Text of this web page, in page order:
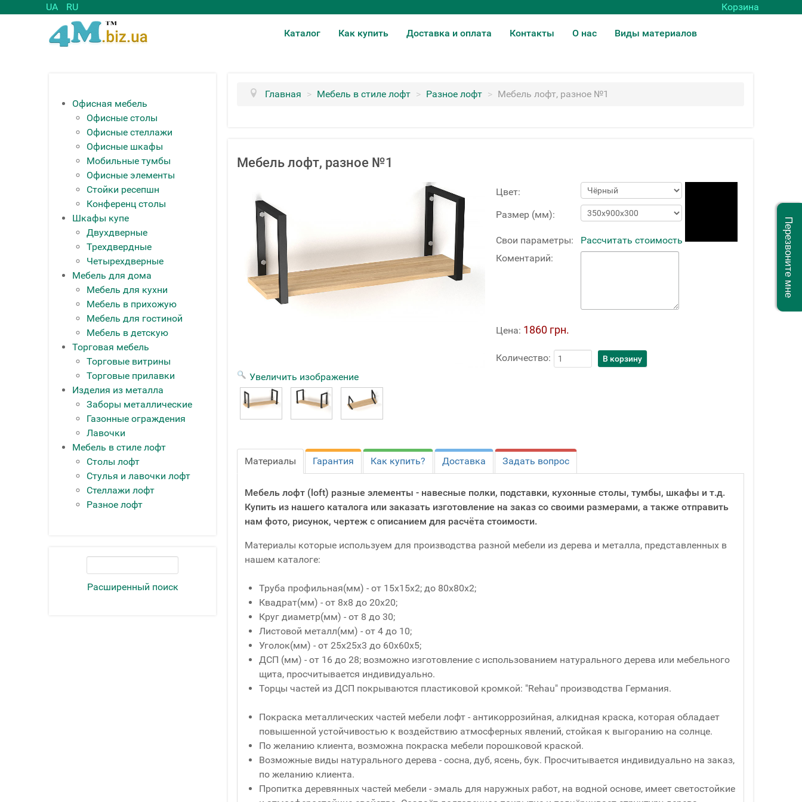
UA RU Корзина
Каталог Как купить Доставка и оплата Контакты О нас Виды материалов
Офисная мебель
Офисные столы
Офисные стеллажи
Офисные шкафы
Мобильные тумбы
Офисные элементы
Стойки ресепшн
Конференц столы
Шкафы купе
Двухдверные
Трехдвердные
Четырехдверные
Мебель для дома
Мебель для кухни
Мебель в прихожую
Мебель для гостиной
Мебель в детскую
Торговая мебель
Торговые витрины
Торговые прилавки
Изделия из металла
Заборы металлические
Газонные ограждения
Лавочки
Мебель в стиле лофт
Столы лофт
Стулья и лавочки лофт
Стеллажи лофт
Разное лофт
Расширенный поиск
Главная > Мебель в стиле лофт > Разное лофт > Мебель лофт, разное №1
Мебель лофт, разное №1
Увеличить изображение
Цвет:
Размер (мм):
Свои параметры:
Рассчитать стоимость
Коментарий:
Цена: 1860 грн.
Количество:
Материалы Гарантия Как купить? Доставка Задать вопрос
Мебель лофт (loft) разные элементы - навесные полки, подставки, кухонные столы, тумбы, шкафы и т.д.
Купить из нашего каталога или заказать изготовление на заказ со своими размерами, а также отправить
нам фото, рисунок, чертеж с описанием для расчёта стоимости.
Материалы которые используем для производства разной мебели из дерева и металла, представленных в
нашем каталоге:
Труба профильная(мм) - от 15x15x2; до 80x80x2;
Квадрат(мм) - от 8x8 до 20x20;
Круг диаметр(мм) - от 8 до 30;
Листовой металл(мм) - от 4 до 10;
Уголок(мм) - от 25x25x3 до 60x60x5;
ДСП (мм) - от 16 до 28; возможно изготовление с использованием натурального дерева или мебельного
щита, просчитывается индивидуально.
Торцы частей из ДСП покрываются пластиковой кромкой: "Rehau" производства Германия.
Покраска металлических частей мебели лофт - антикоррозийная, алкидная краска, которая обладает
повышенной устойчивостью к воздействию атмосферных явлений, стойкая к выгоранию на солнце.
По желанию клиента, возможна покраска мебели порошковой краской.
Возможные виды натурального дерева - сосна, дуб, ясень, бук. Просчитывается индивидуально на заказ,
по желанию клиента.
Пропитка деревянных частей мебели - эмаль для наружных работ, на водной основе, имеет светостойкие
Перезвоните мне